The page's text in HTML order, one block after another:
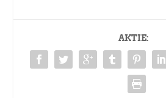
AKTIE: